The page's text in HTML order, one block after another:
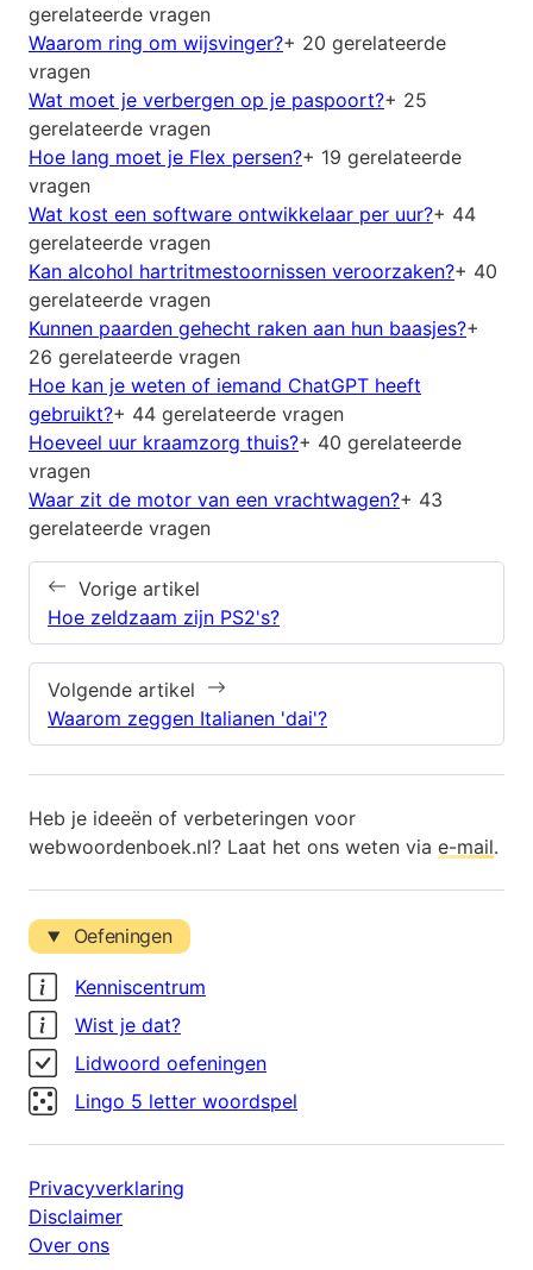
gerelateerde vragen
Waarom ring om wijsvinger?+ 20 gerelateerde
vragen
Wat moet je verbergen op je paspoort?+ 25
gerelateerde vragen
Hoe lang moet je Flex persen?+ 19 gerelateerde
vragen
Wat kost een software ontwikkelaar per uur?+ 44
gerelateerde vragen
Kan alcohol hartritmestoornissen veroorzaken?+ 40
gerelateerde vragen
Kunnen paarden gehecht raken aan hun baasjes?+
26 gerelateerde vragen
Hoe kan je weten of iemand ChatGPT heeft
gebruikt?+ 44 gerelateerde vragen
Hoeveel uur kraamzorg thuis?+ 40 gerelateerde
vragen
Waar zit de motor van een vrachtwagen?+ 43
gerelateerde vragen
Vorige artikel
Hoe zeldzaam zijn PS2's?
Volgende artikel
Waarom zeggen Italianen 'dai'?
Heb je ideeën of verbeteringen voor
webwoordenboek.nl? Laat het ons weten via e-mail.
Oefeningen
Kenniscentrum
Wist je dat?
Lidwoord oefeningen
Lingo 5 letter woordspel
Privacyverklaring
Disclaimer
Over ons